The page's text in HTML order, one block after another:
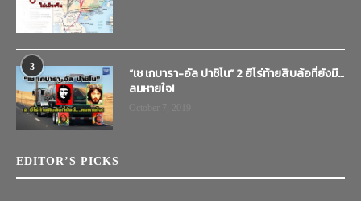
3
“เช เกบารา-อัล ปาชิโน” 2 ฮีโร่ท้ายสิบล้อที่ยังมี…
ลมหายใจ!
EDITOR’S PICKS